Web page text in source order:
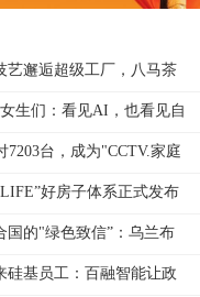
艺邂逅超级工厂，八马茶
生们：看见AI，也看见自
7203台，成为"CCTV.家庭
好房子体系正式发布
国的"绿色致信”：乌兰布
硅基员工：百融智能让政